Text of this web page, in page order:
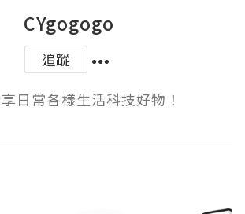
CYgogogo
追蹤
日常各樣生活科技好物！